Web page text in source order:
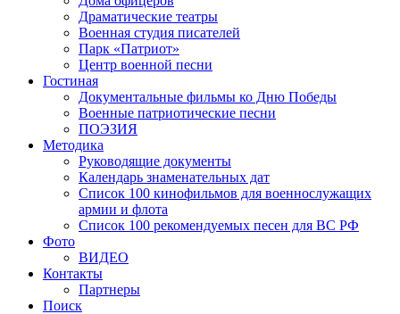
Драматические театры
Военная студия писателей
Парк «Патриот»
Центр военной песни
Гостиная
Документальные фильмы ко Дню Победы
Военные патриотические песни
ПОЭЗИЯ
Методика
Руководящие документы
Календарь знаменательных дат
Список 100 кинофильмов для военнослужащих
армии и флота
Список 100 рекомендуемых песен для ВС РФ
Фото
ВИДЕО
Контакты
Партнеры
Поиск